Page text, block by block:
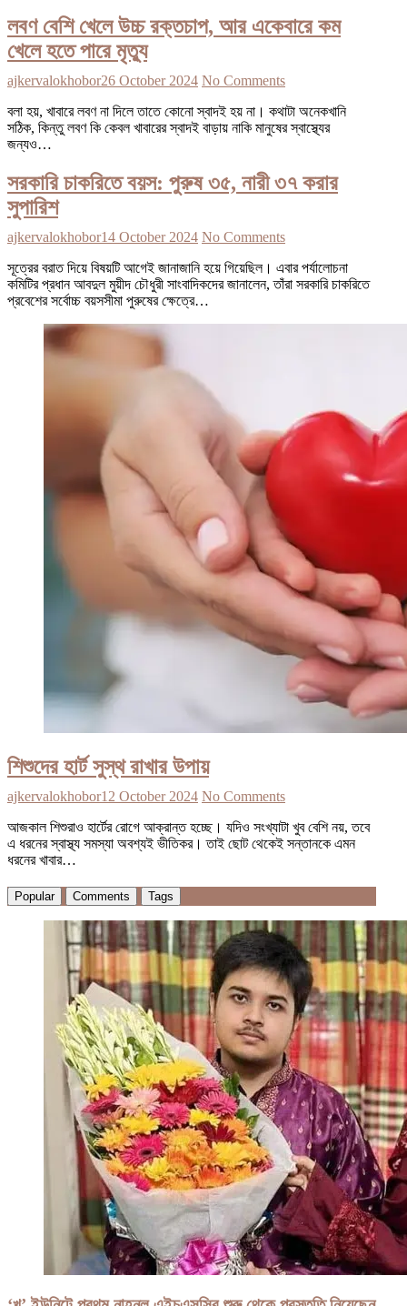
লবণ বেশি খেলে উচ্চ রক্তচাপ, আর একেবারে কম
খেলে হতে পারে মৃত্যু
ajkervalokhobor26 October 2024 No Comments
বলা হয়, খাবারে লবণ না দিলে তাতে কোনো স্বাদই হয় না। কথাটা অনেকখানি
সঠিক, কিন্তু লবণ কি কেবল খাবারের স্বাদই বাড়ায় নাকি মানুষের স্বাস্থ্যের
জন্যও…
সরকারি চাকরিতে বয়স: পুরুষ ৩৫, নারী ৩৭ করার
সুপারিশ
ajkervalokhobor14 October 2024 No Comments
সূত্রের বরাত দিয়ে বিষয়টি আগেই জানাজানি হয়ে গিয়েছিল। এবার পর্যালোচনা
কমিটির প্রধান আবদুল মুয়ীদ চৌধুরী সাংবাদিকদের জানালেন, তাঁরা সরকারি চাকরিতে
প্রবেশের সর্বোচ্চ বয়সসীমা পুরুষের ক্ষেত্রে…
শিশুদের হার্ট সুস্থ রাখার উপায়
ajkervalokhobor12 October 2024 No Comments
আজকাল শিশুরাও হার্টের রোগে আক্রান্ত হচ্ছে। যদিও সংখ্যাটা খুব বেশি নয়, তবে
এ ধরনের স্বাস্থ্য সমস্যা অবশ্যই ভীতিকর। তাই ছোট থেকেই সন্তানকে এমন
ধরনের খাবার…
Popular Comments Tags